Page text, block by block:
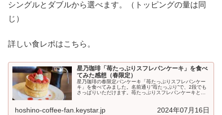
シングルとダブルから選べます。（トッピングの量は同
じ）
詳しい食レポはこちら。
星乃珈琲「苺たっぷりスフレパンケーキ」を食べ
てみた感想（春限定）
星乃珈琲の春限定パンケーキ「苺たっぷりスフレパンケー
キ」を食べてみました。名前通り”苺たっぷり”で、2段でも
さっぱりいただけます。苺たっぷりスフレパンケーキとは
hoshino-coffee-fan.keystar.jp 2024年07月16日